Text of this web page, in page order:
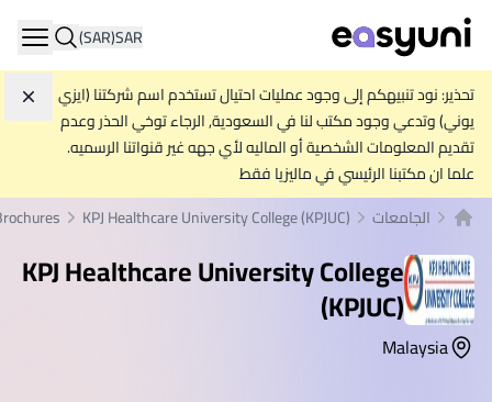
SAR
(SAR)
تحذير: نود تنبيهكم إلى وجود عمليات احتيال تستخدم اسم شركتنا (ايزي
يوني) وتدعي وجود مكتب لنا في السعودية, الرجاء توخي الحذر وعدم
تقديم المعلومات الشخصية أو الماليه لأي جهه غير قنواتنا الرسميه.
علما ان مكتبنا الرئيسي في ماليزيا فقط
الجامعات KPJ Healthcare University College (KPJUC)
KPJ Healthcare University College
(KPJUC)
Malaysia